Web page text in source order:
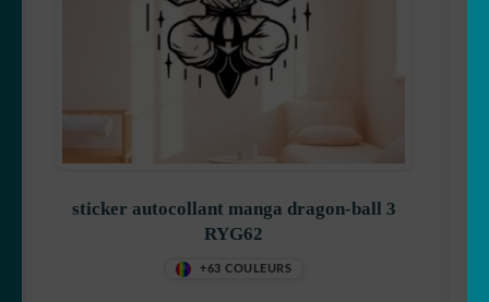
sticker autocollant manga dragon-ball 3
RYG62
+63 COULEURS